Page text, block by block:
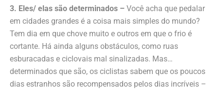
3. Eles/ elas são determinados – Você acha que pedalar
em cidades grandes é a coisa mais simples do mundo?
Tem dia em que chove muito e outros em que o frio é
cortante. Há ainda alguns obstáculos, como ruas
esburacadas e ciclovais mal sinalizadas. Mas…
determinados que são, os ciclistas sabem que os poucos
dias estranhos são recompensados pelos dias incríveis –